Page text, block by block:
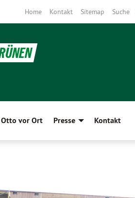
Home Kontakt Sitemap Suche
Otto vor Ort Presse Kontakt